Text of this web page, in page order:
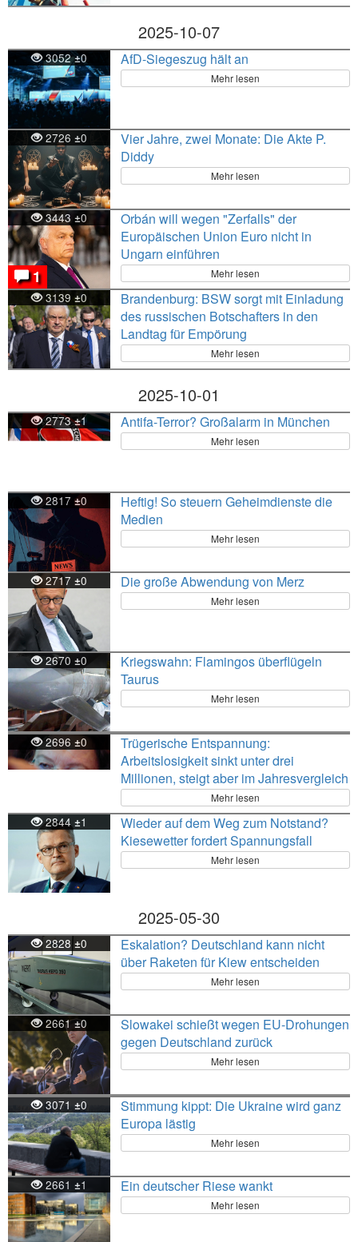
2025-10-07
3052±0 AfD-Siegeszug hält an
Mehr lesen
2726±0
Vier Jahre, zwei Monate: Die Akte P.
Diddy
Mehr lesen
3443±0
1
Orbán will wegen "Zerfalls" der
Europäischen Union Euro nicht in
Ungarn einführen
Mehr lesen
3139±0
Brandenburg: BSW sorgt mit Einladung
des russischen Botschafters in den
Landtag für Empörung
Mehr lesen
2025-10-01
2773±1 Antifa-Terror? Großalarm in München
Mehr lesen
2817±0
Heftig! So steuern Geheimdienste die
Medien
Mehr lesen
2717±0 Die große Abwendung von Merz
Mehr lesen
2670±0
Kriegswahn: Flamingos überflügeln
Taurus
Mehr lesen
2696±0
Trügerische Entspannung:
Arbeitslosigkeit sinkt unter drei
Millionen, steigt aber im Jahresvergleich
Mehr lesen
2844±1
Wieder auf dem Weg zum Notstand?
Kiesewetter fordert Spannungsfall
Mehr lesen
2025-05-30
2828±0
Eskalation? Deutschland kann nicht
über Raketen für Kiew entscheiden
Mehr lesen
2661±0
Slowakei schießt wegen EU-Drohungen
gegen Deutschland zurück
Mehr lesen
3071±0
Stimmung kippt: Die Ukraine wird ganz
Europa lästig
Mehr lesen
2661±1 Ein deutscher Riese wankt
Mehr lesen